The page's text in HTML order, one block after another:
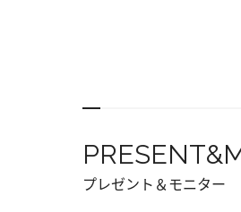
プレゼント＆モニター